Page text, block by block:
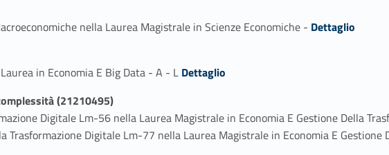
nella Laurea Magistrale in Scienze Economiche - Link identifier #identifier_person_59006-1
Dettaglio
in Economia E Big Data - A - L Link identifier #identifier_person_8280-1
Dettaglio
(21210495)
Digitale Lm-56 nella Laurea Magistrale in Economia E Gestione Della
Trasformazione Digitale Lm-77 nella Laurea Magistrale in Economia E Gestione